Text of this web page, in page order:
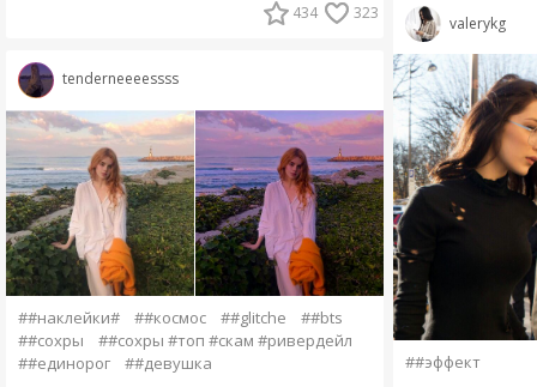
434 323
tenderneeeessss
##наклейки# ##космос ##glitche
##bts
##сохры
##сохры #топ #скам #ривердейл
##единорог
##девушка
valerykg
##эффект